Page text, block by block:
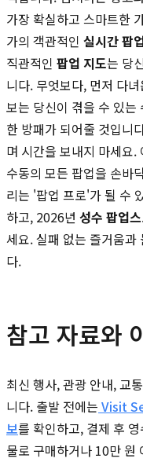
가장 확실하고 스마트한
가의 객관적인 실시간 팝
직관적인 팝업 지도는 당
니다. 무엇보다, 먼저 다
보는 당신이 겪을 수 있는
한 방패가 되어줄 것입니
며 시간을 보내지 마세요.
수동의 모든 팝업을 손바
리는 '팝업 프로'가 될 수
하고, 2026년 성수 팝업
세요. 실패 없는 즐거움과
다.
참고 자료와
최신 행사, 관광 안내, 교
니다. 출발 전에는 Visit
보를 확인하고, 결제 후
물로 구매하거나 10만 원